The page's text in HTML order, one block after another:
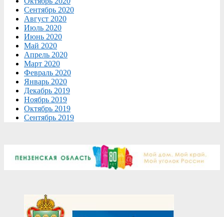
Сентябрь 2020
Август 2020
Июль 2020
Июнь 2020
Май 2020
Апрель 2020
Март 2020
Февраль 2020
Январь 2020
Декабрь 2019
Ноябрь 2019
Октябрь 2019
Сентябрь 2019